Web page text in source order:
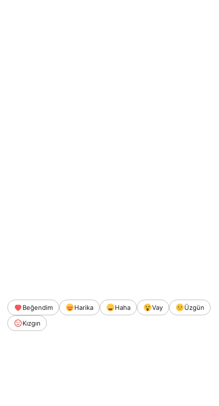
Beğendim Harika Haha Vay
Üzgün
Kızgın